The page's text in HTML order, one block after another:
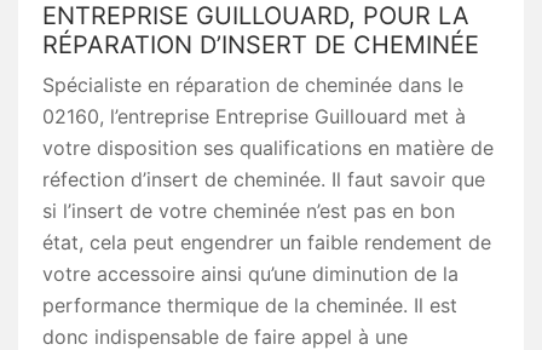
ENTREPRISE GUILLOUARD, POUR LA
RÉPARATION D’INSERT DE CHEMINÉE
Spécialiste en réparation de cheminée dans le
02160, l’entreprise Entreprise Guillouard met à
votre disposition ses qualifications en matière de
réfection d’insert de cheminée. Il faut savoir que
si l’insert de votre cheminée n’est pas en bon
état, cela peut engendrer un faible rendement de
votre accessoire ainsi qu’une diminution de la
performance thermique de la cheminée. Il est
donc indispensable de faire appel à une